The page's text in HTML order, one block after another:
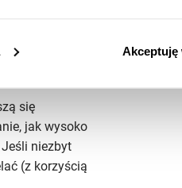
Akceptuję
są
się
jak wysoko
niezbyt
(z korzyścią